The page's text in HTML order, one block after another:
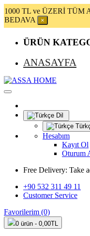
1000 TL ve ÜZERİ TÜM
BEDAVA
×
ÜRÜN
ANASAYFA
Dil
Hesabım
Kayıt Ol
Oturum
Free Delivery: Take
+90 532 311 49 11
Customer Service
Favorilerim (0)
0 ürün - 0,00TL